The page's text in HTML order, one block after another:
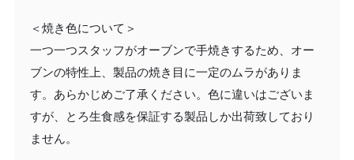
＜焼き色について＞
一つ一つスタッフがオーブンで手焼きするため、オー
ブンの特性上、製品の焼き目に一定のムラがありま
す。あらかじめご了承ください。色に違いはございま
すが、とろ生食感を保証する製品しか出荷致しており
ません。